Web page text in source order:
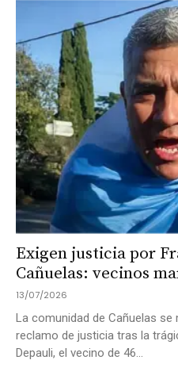
Exigen justicia por
Cañuelas: vecinos
13/07/2026
La comunidad de Cañuelas se
reclamo de justicia tras la
Depauli, el vecino de 46...